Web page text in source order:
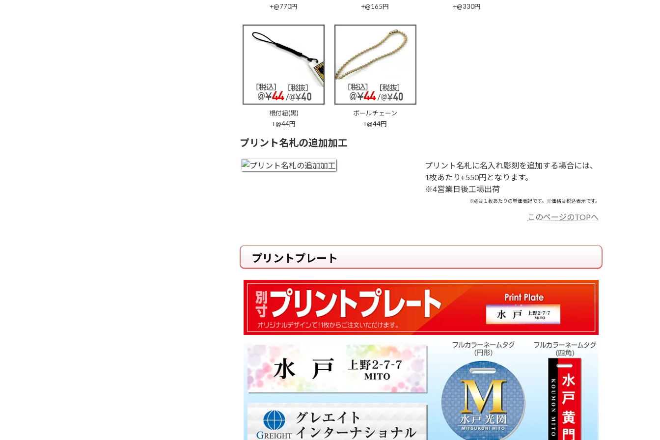
+@770円
+@165円
+@330円
根付紐(黒)
+@44円
ボールチェーン
+@44円
プリント名札の追加加工
プリント名札に名入れ彫刻を追加する場合には、
1枚あたり+550円となります。
※4営業日後工場出荷
※@は１枚あたりの単価表記です。※価格は税込表示です。
このページのTOPへ
プリントプレート